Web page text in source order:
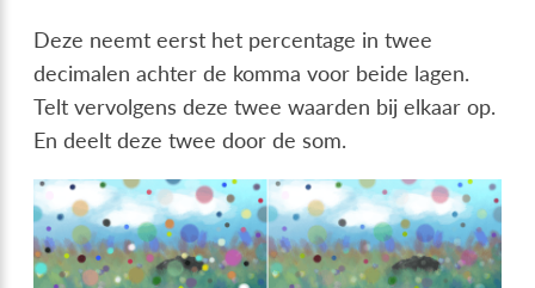
Deze neemt eerst het percentage in twee
decimalen achter de komma voor beide lagen.
Telt vervolgens deze twee waarden bij elkaar op.
En deelt deze twee door de som.